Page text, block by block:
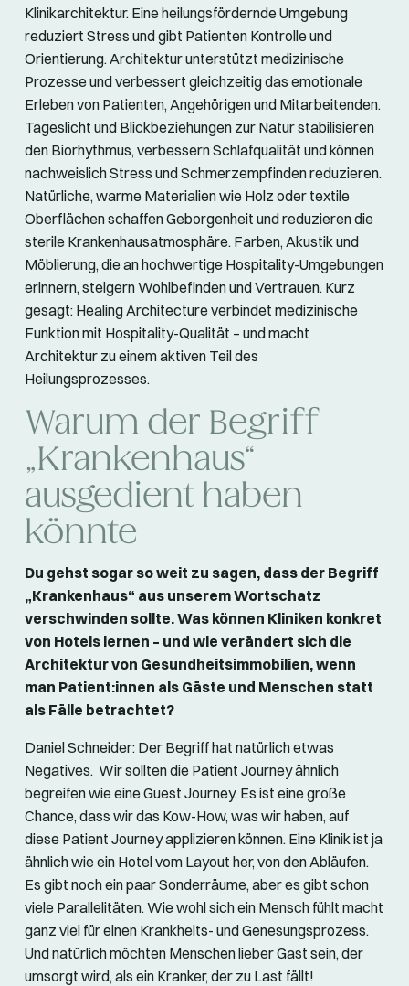
Klinikarchitektur. Eine heilungsfördernde Umgebung
reduziert Stress und gibt Patienten Kontrolle und
Orientierung. Architektur unterstützt medizinische
Prozesse und verbessert gleichzeitig das emotionale
Erleben von Patienten, Angehörigen und Mitarbeitenden.
Tageslicht und Blickbeziehungen zur Natur stabilisieren
den Biorhythmus, verbessern Schlafqualität und können
nachweislich Stress und Schmerzempfinden reduzieren.
Natürliche, warme Materialien wie Holz oder textile
Oberflächen schaffen Geborgenheit und reduzieren die
sterile Krankenhausatmosphäre. Farben, Akustik und
Möblierung, die an hochwertige Hospitality-Umgebungen
erinnern, steigern Wohlbefinden und Vertrauen. Kurz
gesagt: Healing Architecture verbindet medizinische
Funktion mit Hospitality-Qualität – und macht
Architektur zu einem aktiven Teil des
Heilungsprozesses.
Warum der Begriff
„Krankenhaus“
ausgedient haben
könnte
Du gehst sogar so weit zu sagen, dass der Begriff
„Krankenhaus“ aus unserem Wortschatz
verschwinden sollte. Was können Kliniken konkret
von Hotels lernen – und wie verändert sich die
Architektur von Gesundheitsimmobilien, wenn
man Patient:innen als Gäste und Menschen statt
als Fälle betrachtet?
Daniel Schneider: Der Begriff hat natürlich etwas
Negatives. Wir sollten die Patient Journey ähnlich
begreifen wie eine Guest Journey. Es ist eine große
Chance, dass wir das Kow-How, was wir haben, auf
diese Patient Journey applizieren können. Eine Klinik ist ja
ähnlich wie ein Hotel vom Layout her, von den Abläufen.
Es gibt noch ein paar Sonderräume, aber es gibt schon
viele Parallelitäten. Wie wohl sich ein Mensch fühlt macht
ganz viel für einen Krankheits- und Genesungsprozess.
Und natürlich möchten Menschen lieber Gast sein, der
umsorgt wird, als ein Kranker, der zu Last fällt!